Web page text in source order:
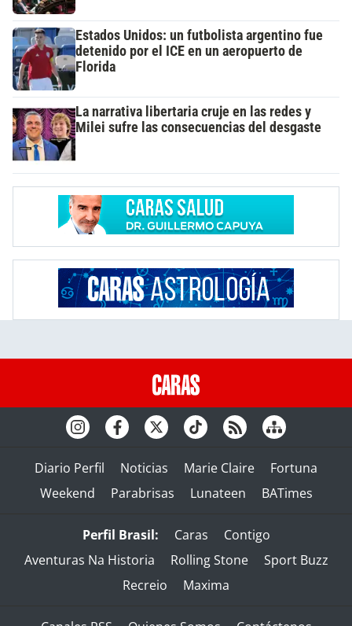
Estados Unidos: un futbolista argentino fue
detenido por el ICE en un aeropuerto de
Florida
La narrativa libertaria cruje en las redes y
Milei sufre las consecuencias del desgaste
Diario Perfil Noticias Marie Claire
Fortuna
Weekend
Parabrisas Lunateen BATimes
Perfil Brasil: Caras
Contigo
Aventuras Na Historia
Rolling Stone
Sport Buzz
Recreio
Maxima